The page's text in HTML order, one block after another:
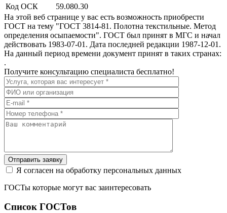
Код ОСК
59.080.30
На этой веб странице у вас есть возможность приобрести
ГОСТ на тему "ГОСТ 3814-81. Полотна текстильные. Метод
определения осыпаемости". ГОСТ был принят в МГС и начал
действовать 1983-07-01. Дата последней редакции 1987-12-01.
На данный период времени документ принят в таких странах:
.
Получите консультацию специалиста бесплатно!
Отправить заявку
Я согласен на обработку персональных данных
ГОСТы которые могут вас заинтересовать
Список ГОСТов